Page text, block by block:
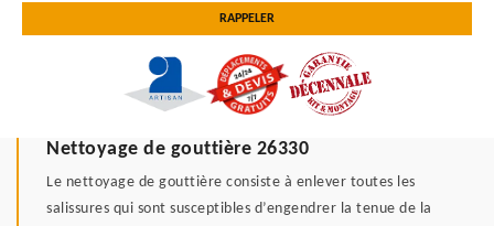
Nettoyage de gouttière 26330
Le nettoyage de gouttière consiste à enlever toutes les
salissures qui sont susceptibles d’engendrer la tenue de la